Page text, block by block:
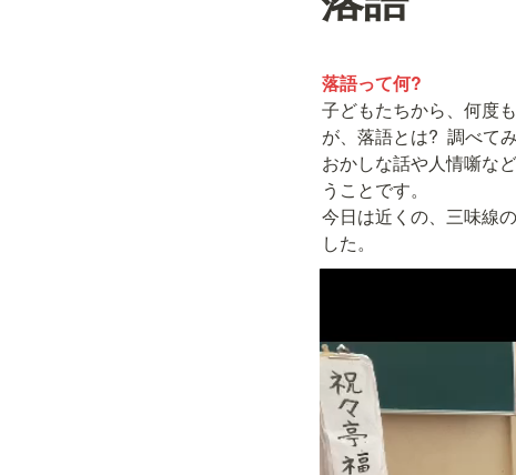
落語って何?
子どもたちから、何度
が、落語とは?  調べて
おかしな話や人情噺な
うことです。
今日は近くの、三味線
した。